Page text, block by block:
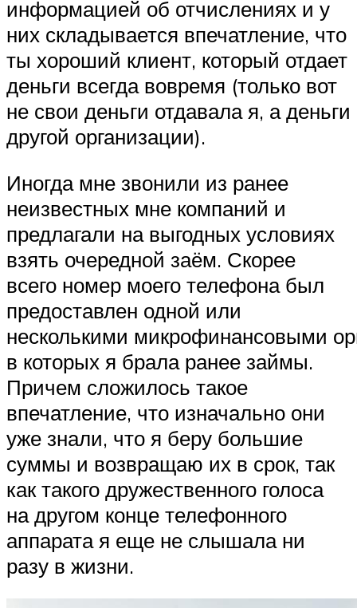
информацией об отчислениях и у
них складывается впечатление, что
ты хороший клиент, который отдает
деньги всегда вовремя (только вот
не свои деньги отдавала я, а деньги
другой организации).
Иногда мне звонили из ранее
неизвестных мне компаний и
предлагали на выгодных условиях
взять очередной заём. Скорее
всего номер моего телефона был
предоставлен одной или
несколькими микрофинансовыми
в которых я брала ранее займы.
Причем сложилось такое
впечатление, что изначально они
уже знали, что я беру большие
суммы и возвращаю их в срок, так
как такого дружественного голоса
на другом конце телефонного
аппарата я еще не слышала ни
разу в жизни.